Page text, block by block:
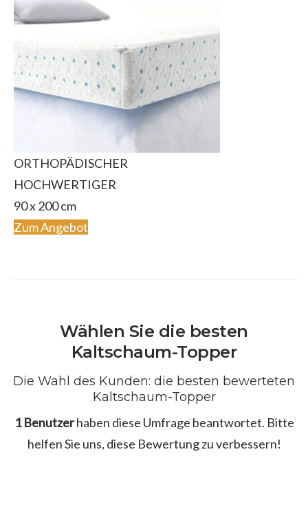
ORTHOPÄDISCHER
HOCHWERTIGER
90 x 200 cm
Zum Angebot
Wählen Sie die besten
Kaltschaum-Topper
Die Wahl des Kunden: die besten bewerteten
Kaltschaum-Topper
1 Benutzerhaben diese Umfrage beantwortet. Bitte
helfen Sie uns, diese Bewertung zu verbessern!